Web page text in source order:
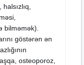
bilməmək).
göstərən ən
osteoporoz,